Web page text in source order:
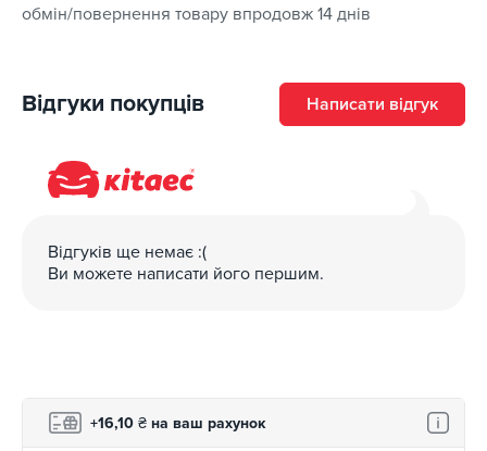
обмін/повернення товару впродовж 14 днів
Відгуки покупців Написати відгук
Відгуків ще немає :(
Ви можете написати його першим.
+16,10 ₴ на ваш рахунок